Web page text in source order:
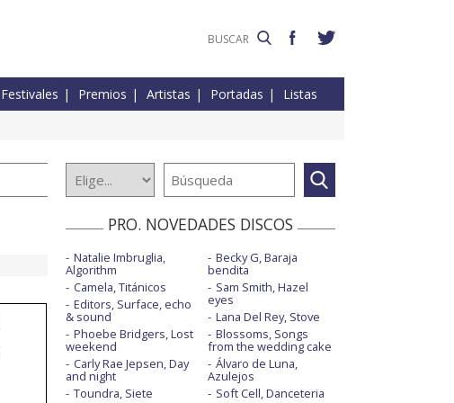
Festivales Premios Artistas Portadas Listas
PRO. NOVEDADES DISCOS
Natalie Imbruglia,
Algorithm
Camela, Titánicos
Editors, Surface, echo
& sound
Phoebe Bridgers, Lost
weekend
Carly Rae Jepsen, Day
and night
Toundra, Siete
Becky G, Baraja
bendita
Sam Smith, Hazel
eyes
Lana Del Rey, Stove
Blossoms, Songs
from the wedding cake
Álvaro de Luna,
Azulejos
Soft Cell, Danceteria